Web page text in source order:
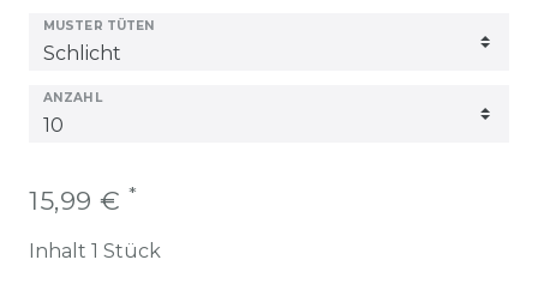
MUSTER TÜTEN
ANZAHL
15,99 € *
Inhalt 1 Stück